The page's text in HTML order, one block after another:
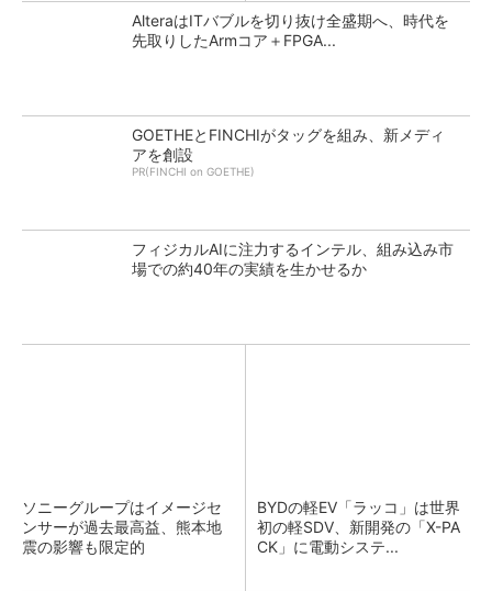
AlteraはITバブルを切り抜け全盛期へ、時代を
先取りしたArmコア＋FPGA...
GOETHEとFINCHIがタッグを組み、新メディ
アを創設
PR(FINCHI on GOETHE)
フィジカルAIに注力するインテル、組み込み市
場での約40年の実績を生かせるか
ソニーグループはイメージセ
ンサーが過去最高益、熊本地
震の影響も限定的
BYDの軽EV「ラッコ」は世界
初の軽SDV、新開発の「X-PA
CK」に電動システ...